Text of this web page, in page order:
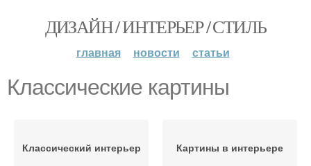
ДИЗАЙН / ИНТЕРЬЕР / СТИЛЬ
главная новости статьи
Классические картины
Классический интерьер Картины в интерьере